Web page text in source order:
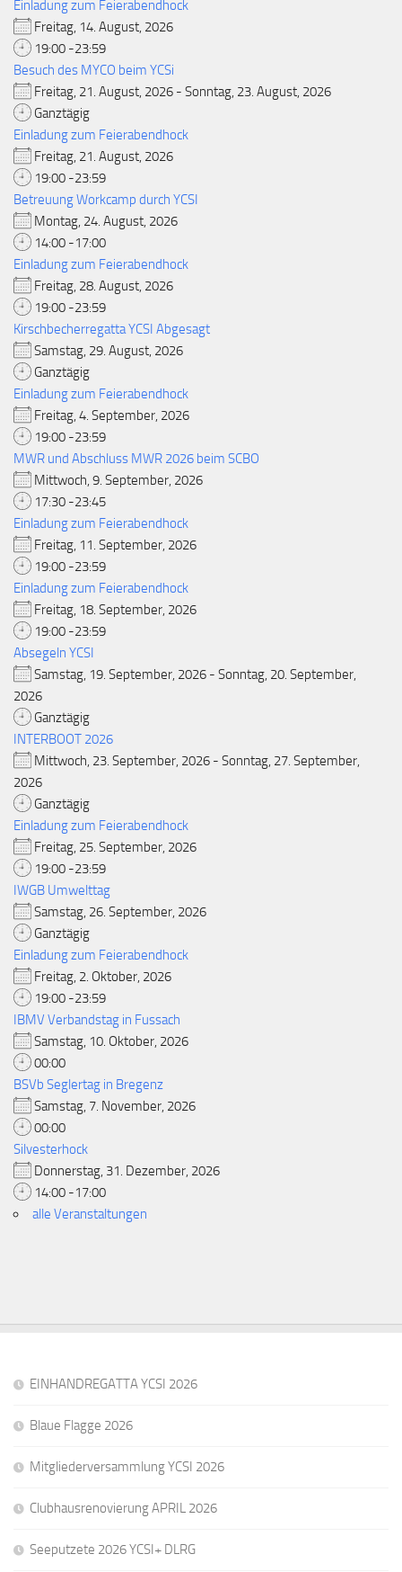
Einladung zum Feierabendhock
Freitag, 14. August, 2026
19:00 -23:59
Besuch des MYCO beim YCSi
Freitag, 21. August, 2026 - Sonntag, 23. August, 2026
Ganztägig
Einladung zum Feierabendhock
Freitag, 21. August, 2026
19:00 -23:59
Betreuung Workcamp durch YCSI
Montag, 24. August, 2026
14:00 -17:00
Einladung zum Feierabendhock
Freitag, 28. August, 2026
19:00 -23:59
Kirschbecherregatta YCSI Abgesagt
Samstag, 29. August, 2026
Ganztägig
Einladung zum Feierabendhock
Freitag, 4. September, 2026
19:00 -23:59
MWR und Abschluss MWR 2026 beim SCBO
Mittwoch, 9. September, 2026
17:30 -23:45
Einladung zum Feierabendhock
Freitag, 11. September, 2026
19:00 -23:59
Einladung zum Feierabendhock
Freitag, 18. September, 2026
19:00 -23:59
Absegeln YCSI
Samstag, 19. September, 2026 - Sonntag, 20. September,
2026
Ganztägig
INTERBOOT 2026
Mittwoch, 23. September, 2026 - Sonntag, 27. September,
2026
Ganztägig
Einladung zum Feierabendhock
Freitag, 25. September, 2026
19:00 -23:59
IWGB Umwelttag
Samstag, 26. September, 2026
Ganztägig
Einladung zum Feierabendhock
Freitag, 2. Oktober, 2026
19:00 -23:59
IBMV Verbandstag in Fussach
Samstag, 10. Oktober, 2026
00:00
BSVb Seglertag in Bregenz
Samstag, 7. November, 2026
00:00
Silvesterhock
Donnerstag, 31. Dezember, 2026
14:00 -17:00
alle Veranstaltungen
EINHANDREGATTA YCSI 2026
Blaue Flagge 2026
Mitgliederversammlung YCSI 2026
Clubhausrenovierung APRIL 2026
Seeputzete 2026 YCSI+ DLRG